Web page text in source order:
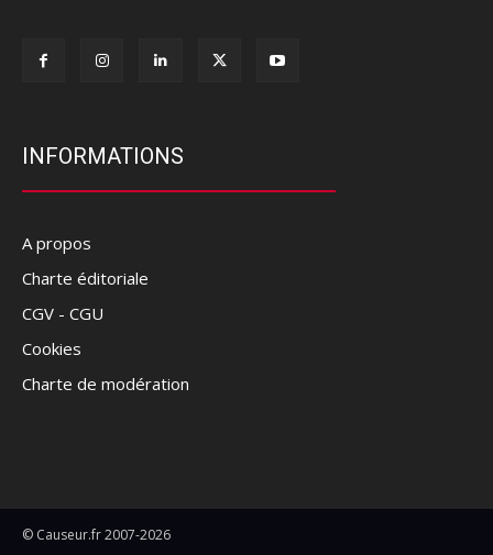
INFORMATIONS
A propos
Charte éditoriale
CGV - CGU
Cookies
Charte de modération
© Causeur.fr 2007-2026